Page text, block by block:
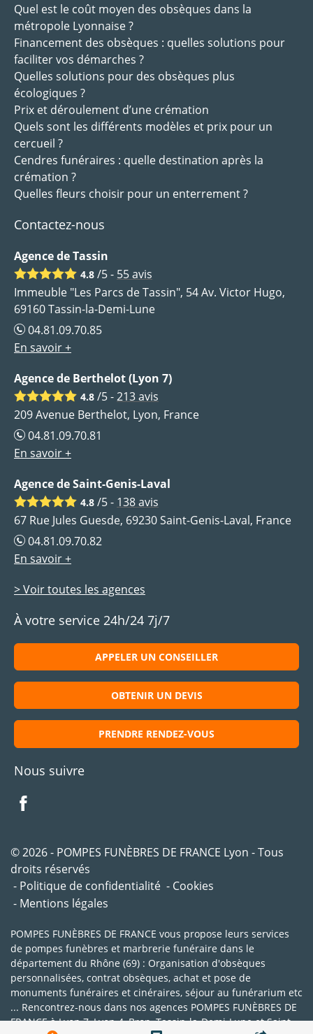
Quel est le coût moyen des obsèques dans la
métropole Lyonnaise ?
Financement des obsèques : quelles solutions pour
faciliter vos démarches ?
Quelles solutions pour des obsèques plus
écologiques ?
Prix et déroulement d’une crémation
Quels sont les différents modèles et prix pour un
cercueil ?
Cendres funéraires : quelle destination après la
crémation ?
Quelles fleurs choisir pour un enterrement ?
Contactez-nous
Agence de Tassin
4.8 /5 - 55avis
Immeuble "Les Parcs de Tassin", 54 Av. Victor Hugo,
69160 Tassin-la-Demi-Lune
04.81.09.70.85
En savoir +
Agence de Berthelot (Lyon 7)
4.8 /5 -213avis
209 Avenue Berthelot, Lyon, France
04.81.09.70.81
En savoir +
Agence de Saint-Genis-Laval
4.8 /5 - 138avis
67 Rue Jules Guesde, 69230 Saint-Genis-Laval, France
04.81.09.70.82
En savoir +
> Voir toutes les agences
À votre service 24h/24 7j/7
APPELER UN CONSEILLER
OBTENIR UN DEVIS
PRENDRE RENDEZ-VOUS
Nous suivre
© 2026 - POMPES FUNÈBRES DE FRANCE Lyon - Tous
droits réservés
Politique de confidentialité
Cookies
Mentions légales
POMPES FUNÈBRES DE FRANCE vous propose leurs services
de pompes funèbres et marbrerie funéraire dans le
département du Rhône (69) : Organisation d'obsèques
personnalisées, contrat obsèques, achat et pose de
monuments funéraires et cinéraires, séjour au funérarium etc
... Rencontrez-nous dans nos agences POMPES FUNÈBRES DE
FRANCE à Lyon 7, Lyon 4, Bron, Tassin-la-Demi-Lune et Saint-